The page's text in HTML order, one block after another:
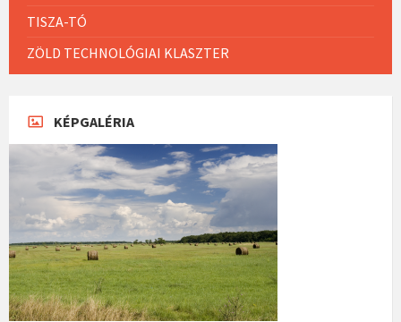
TISZA-TÓ
ZÖLD TECHNOLÓGIAI KLASZTER
KÉPGALÉRIA